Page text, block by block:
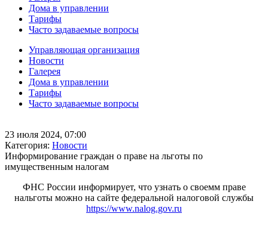
Дома в управлении
Тарифы
Часто задаваемые вопросы
Управляющая организация
Новости
Галерея
Дома в управлении
Тарифы
Часто задаваемые вопросы
23 июля 2024, 07:00
Категория: Новости
Информирование граждан о праве на льготы по
имущественным налогам
ФНС России информирует, что узнать о своемм праве
нальготы можно на сайте федеральной налоговой службы
https://www.nalog.gov.ru